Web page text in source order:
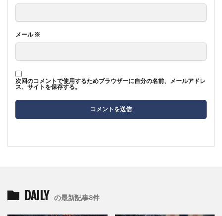
メール※
次回のコメントで使用するためブラウザーに自分の名前、メールアドレ
ス、サイトを保存する。
DAILY の最新記事8件